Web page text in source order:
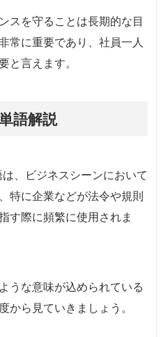
スを守ることは長期的な目
常に重要であり、社員一人
と言えます。
語解説
、ビジネスシーンにおいて
特に企業などが法令や規則
す際に頻繁に使用されま
うな意味が込められている
から見ていきましょう。